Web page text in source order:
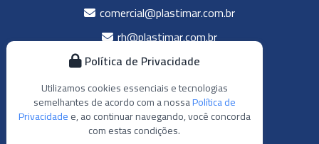
comercial@plastimar.com.br
rh@plastimar.com.br
qualidade@plastimar.com.br
(11) 4059-5326
(11) 4059-3054
(11) 97605-2212
Política de Privacidade
Utilizamos cookies essenciais e tecnologias
semelhantes de acordo com a nossaPolítica de
Privacidadee, ao continuar navegando, você concorda
com estas condições.